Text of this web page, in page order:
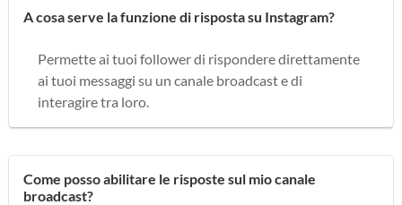
A cosa serve la funzione di risposta su Instagram?
Permette ai tuoi follower di rispondere direttamente
ai tuoi messaggi su un canale broadcast e di
interagire tra loro.
Come posso abilitare le risposte sul mio canale
broadcast?